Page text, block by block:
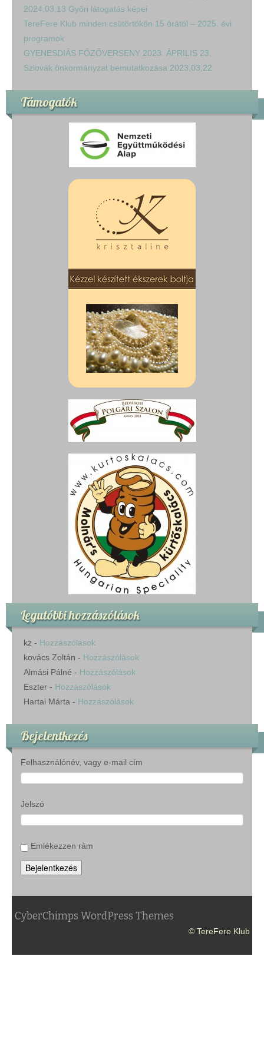
2024,03,13 Győri látogatás képei
TereFere Klub minden csütörtökön 15 órától – 2025. évi
programok
GYENESDIÁS FŐZŐVERSENY 2023. ÁPRILIS 23.
Szlovák önkormányzat bemutatkozása 2023,03,22
Támogatók
Legutóbbi hozzászólások
kz - Hozzászólások
kovács Zoltán - Hozzászólások
Almási Pálné - Hozzászólások
Eszter - Hozzászólások
Hartai Márta - Hozzászólások
Bejelentkezés
Felhasználónév, vagy e-mail cím
Jelszó
Emlékezzen rám
Bejelentkezés
CyberChimps WordPress Themes
© TereFere Klub